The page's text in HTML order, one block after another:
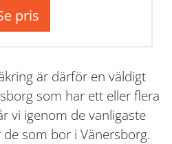
pris
är därför en väldigt
som har ett eller flera
vi igenom de vanligaste
som bor i Vänersborg.